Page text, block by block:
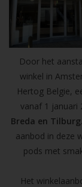
Door het
winkel in
Hertog Belgie,
vanaf 1 januari
Breda en Tilburg.
aanbod in deze
pods met
Het